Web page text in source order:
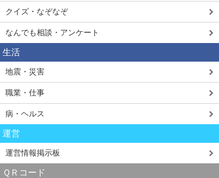
クイズ・なぞなぞ
なんでも相談・アンケート
生活
地震・災害
職業・仕事
病・ヘルス
運営
運営情報掲示板
ＱＲコード